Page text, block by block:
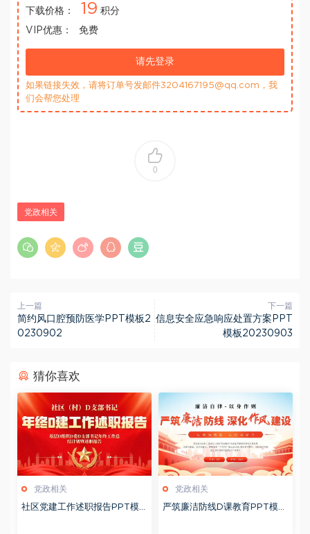
下载价格： 19 积分
VIP优惠：
免费
请先登录
如果链接失效，请将订单号发邮件3204167195@qq.com，我
们会帮您处理
0
党政相关
上一篇
简约风口腔预防医学PPT模板2
0230902
下一篇
信息安全应急响应处置方案PPT
模板20230903
猜你喜欢
党政相关
社区党建工作述职报告PPT模
党政相关
严筑廉洁防线D课教育PPT模板